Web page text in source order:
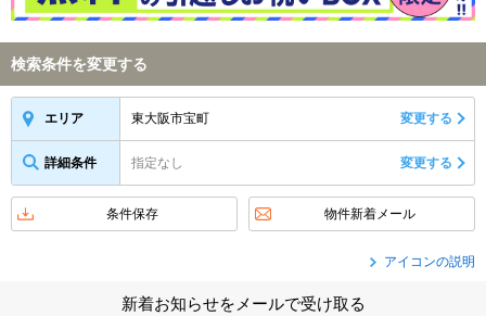
検索条件を変更する
エリア 東大阪市宝町 変更する
詳細条件 指定なし 変更する
条件保存 物件新着メール
アイコンの説明
新着お知らせをメールで受け取る